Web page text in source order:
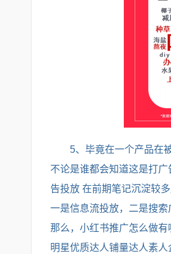
5、毕竟在一个产品在
不论是谁都会知道这是打
告投放 在前期笔记沉淀较
一是信息流投放，二是搜
那么，小红书推广怎么做
明星优质达人铺量达人素